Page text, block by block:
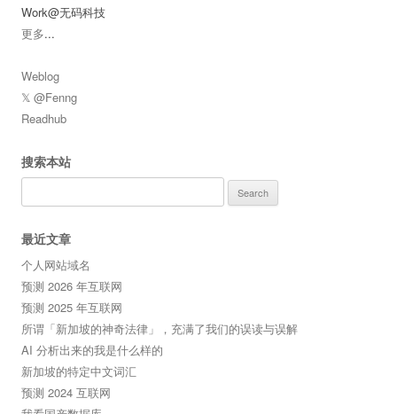
Work@无码科技
更多...
Weblog
𝕏 @Fenng
Readhub
搜索本站
for:
最近文章
个人网站域名
预测 2026 年互联网
预测 2025 年互联网
所谓「新加坡的神奇法律」，充满了我们的误读与误解
AI 分析出来的我是什么样的
新加坡的特定中文词汇
预测 2024 互联网